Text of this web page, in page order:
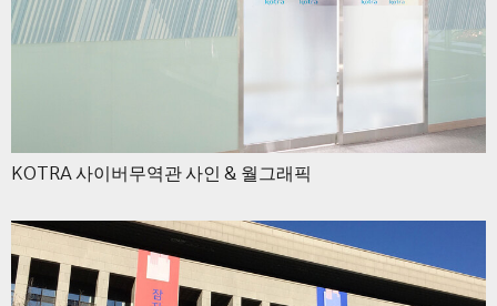
KOTRA 사이버무역관 사인 & 월그래픽